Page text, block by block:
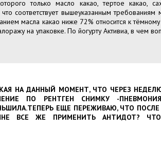
только масло какао, тертое какао,
соответствует вышеуказанным требованиям
масла какао ниже 72% относится к
на упаковке. По йогурту Активиа, в чем
НА ДАННЫЙ МОМЕНТ, ЧТО ЧЕРЕЗ
ПО РЕНТГЕН СНИМКУ -
ЕЩЕ ПЕРЕЖИВАЮ, ЧТО
ВСЕ ЖЕ ПРИМЕНИТЬ АНТИДОТ?